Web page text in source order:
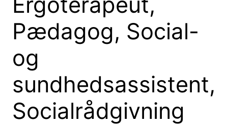
Pædagog, Social-
og
sundhedsassistent,
Socialrådgivning